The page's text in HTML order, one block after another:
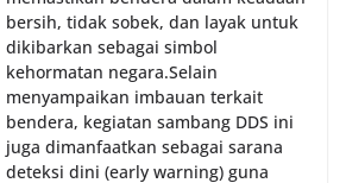
bersih, tidak sobek, dan layak untuk
dikibarkan sebagai simbol
kehormatan negara.‎‎‎Selain
menyampaikan imbauan terkait
bendera, kegiatan sambang DDS ini
juga dimanfaatkan sebagai sarana
deteksi dini (early warning) guna